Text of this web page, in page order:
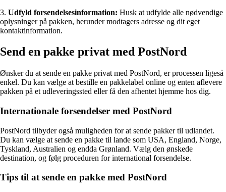
3. Udfyld forsendelsesinformation: Husk at udfylde alle nødvendige
oplysninger på pakken, herunder modtagers adresse og dit eget
kontaktinformation.
Send en pakke privat med PostNord
Ønsker du at sende en pakke privat med PostNord, er processen ligeså
enkel. Du kan vælge at bestille en pakkelabel online og enten aflevere
pakken på et udleveringssted eller få den afhentet hjemme hos dig.
Internationale forsendelser med PostNord
PostNord tilbyder også muligheden for at sende pakker til udlandet.
Du kan vælge at sende en pakke til lande som USA, England, Norge,
Tyskland, Australien og endda Grønland. Vælg den ønskede
destination, og følg proceduren for international forsendelse.
Tips til at sende en pakke med PostNord